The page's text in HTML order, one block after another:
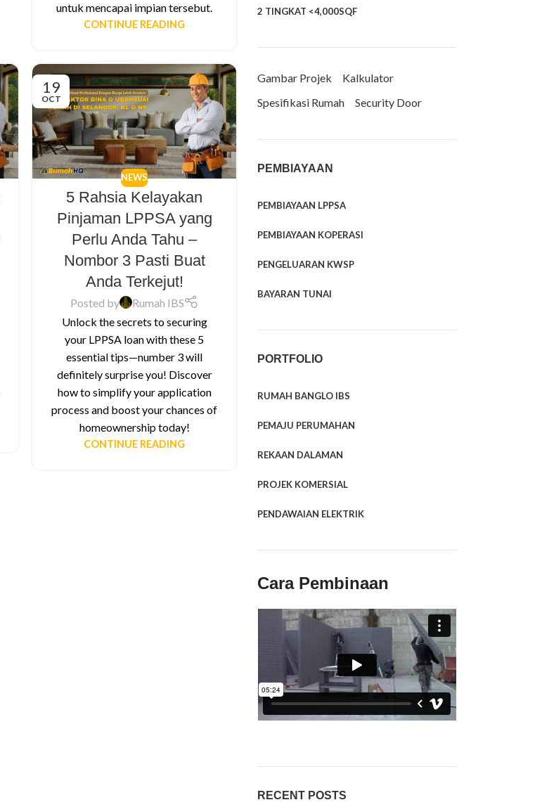
untuk mencapai impian tersebut.
CONTINUE READING
19
OCT
NEWS
5 Rahsia Kelayakan
Pinjaman LPPSA yang
Perlu Anda Tahu –
Nombor 3 Pasti Buat
Anda Terkejut!
Posted by
Rumah IBS
Unlock the secrets to securing
your LPPSA loan with these 5
essential tips—number 3 will
definitely surprise you! Discover
how to simplify your application
process and boost your chances of
homeownership today!
CONTINUE READING
2 TINGKAT <4,000SQF
Gambar Projek
Kalkulator
Spesifikasi Rumah
Security Door
PEMBIAYAAN
PEMBIAYAAN LPPSA
PEMBIAYAAN KOPERASI
PENGELUARAN KWSP
BAYARAN TUNAI
PORTFOLIO
RUMAH BANGLO IBS
PEMAJU PERUMAHAN
REKAAN DALAMAN
PROJEK KOMERSIAL
PENDAWAIAN ELEKTRIK
Cara Pembinaan
RECENT POSTS